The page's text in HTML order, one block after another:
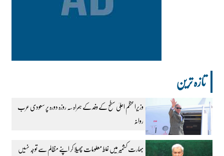
تازہ ترین
وزیراعظم اعلیٰ سطح کے وفد کے ہمراہ سہ روزہ دورہ پر سعودی عرب
روانہ
بھارت کشمیر میں غلط معلومات پھیلا کر اپنے مظالم سے توجہ نہیں